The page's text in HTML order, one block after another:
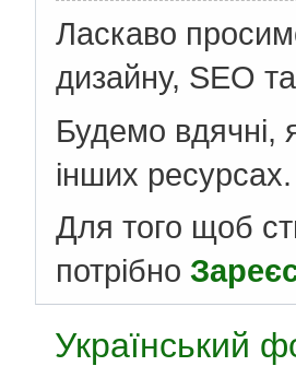
Ласкаво
дизайну, SEO
Будемо вдячні,
інших ресурсах.
Для того щоб
потрібно
Український